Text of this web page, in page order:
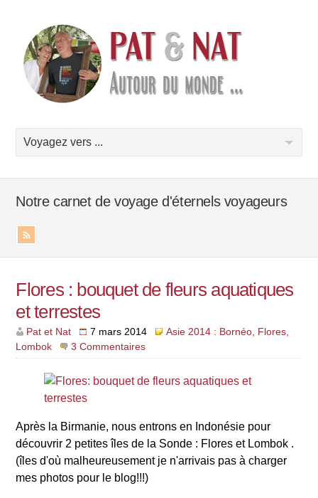
Notre carnet de voyage d'éternels voyageurs
Flores : bouquet de fleurs aquatiques
et terrestes
Pat et Nat 7 mars 2014
Asie 2014 : Bornéo, Flores,
Lombok
3 Commentaires
Après la Birmanie, nous entrons en Indonésie pour
découvrir 2 petites îles de la Sonde : Flores et Lombok .
(îles d'où malheureusement je n'arrivais pas à charger
mes photos pour le blog!!!)